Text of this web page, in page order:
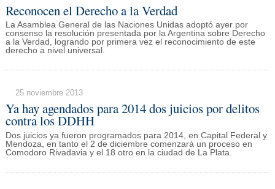
Reconocen el Derecho a la Verdad
La Asamblea General de las Naciones Unidas adoptó ayer por
consenso la resolución presentada por la Argentina sobre Derecho
a la Verdad, logrando por primera vez el reconocimiento de este
derecho a nivel universal.
25 noviembre 2013
Ya hay agendados para 2014 dos juicios por delitos
contra los DDHH
Dos juicios ya fueron programados para 2014, en Capital Federal y
Mendoza, en tanto el 2 de diciembre comenzará un proceso en
Comodoro Rivadavia y el 18 otro en la ciudad de La Plata.